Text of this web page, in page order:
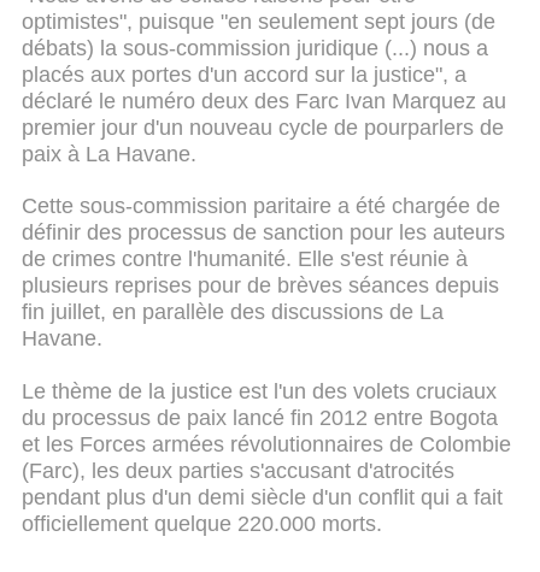
optimistes", puisque "en seulement sept jours (de
débats) la sous-commission juridique (...) nous a
placés aux portes d'un accord sur la justice", a
déclaré le numéro deux des Farc Ivan Marquez au
premier jour d'un nouveau cycle de pourparlers de
paix à La Havane.
Cette sous-commission paritaire a été chargée de
définir des processus de sanction pour les auteurs
de crimes contre l'humanité. Elle s'est réunie à
plusieurs reprises pour de brèves séances depuis
fin juillet, en parallèle des discussions de La
Havane.
Le thème de la justice est l'un des volets cruciaux
du processus de paix lancé fin 2012 entre Bogota
et les Forces armées révolutionnaires de Colombie
(Farc), les deux parties s'accusant d'atrocités
pendant plus d'un demi siècle d'un conflit qui a fait
officiellement quelque 220.000 morts.